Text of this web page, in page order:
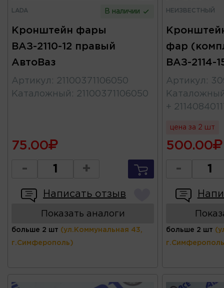
LADA В наличии
Кронштейн фары
ВАЗ-2110-12 правый
АвтоВаз
Артикул : 21100371106050
Каталожный : 21100371106050
75.00
- +
Написать отзыв
Показать аналоги
больше 2 шт (ул.Коммунальная 43,
г.Симферополь)
НЕИЗВЕСТНЫЙ
фар
ВАЗ-2114-
Артикул :
+
цена за 2 шт
500.00
-
больше 2 шт